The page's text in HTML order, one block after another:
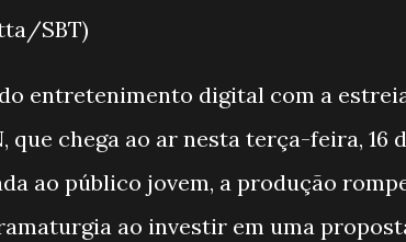
SBT)
entretenimento digital com a
que chega ao ar nesta terça-feira, 16
ao público jovem, a produção
ao investir em uma